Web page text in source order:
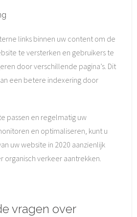
links binnen uw content om de
te versterken en gebruikers te
door verschillende pagina’s. Dit
een betere indexering door
passen en regelmatig uw
en optimaliseren, kunt u
uw website in 2020 aanzienlijk
organisch verkeer aantrekken.
vragen over